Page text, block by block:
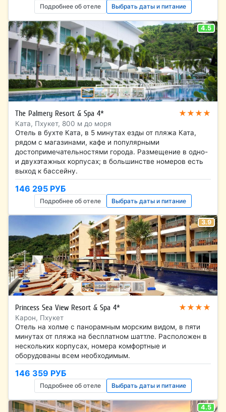
Подробнее об отеле Выбрать даты и питание
4.5
The Palmery Resort & Spa 4* ★★★★
Ката, Пхукет, 800 м до моря
Отель в бухте Ката, в 5 минутах езды от пляжа Ката,
рядом с магазинами, кафе и популярными
достопримечательностями города. Размещение в одно-
и двухэтажных корпусах; в большинстве номеров есть
выход к бассейну.
146 295 РУБ
Подробнее об отеле Выбрать даты и питание
3.9
Princess Sea View Resort & Spa 4* ★★★★
Карон, Пхукет
Отель на холме с панорамным морским видом, в пяти
минутах от пляжа на бесплатном шаттле. Расположен в
нескольких корпусах, номера комфортные и
оборудованы всем необходимым.
146 359 РУБ
Подробнее об отеле Выбрать даты и питание
4.5